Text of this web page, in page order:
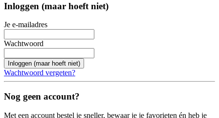
Inloggen (maar hoeft niet)
Je e-mailadres
Wachtwoord
Inloggen (maar hoeft niet)
Wachtwoord vergeten?
Nog geen account?
Met een account bestel je sneller, bewaar je je favorieten én heb je